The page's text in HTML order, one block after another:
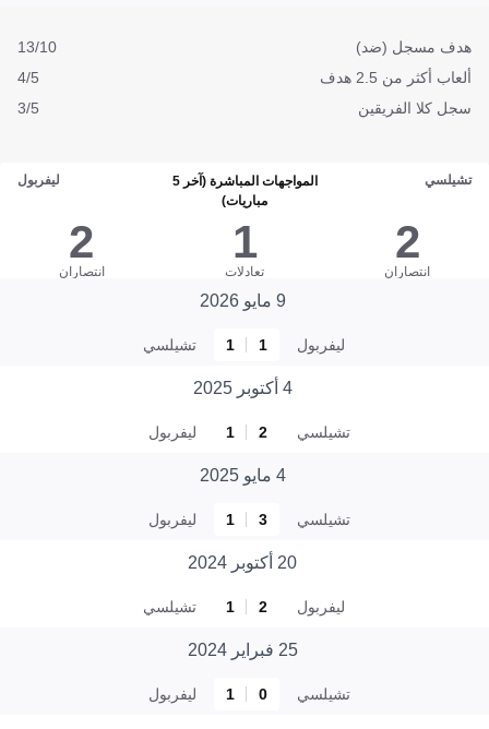
هدف مسجل (ضد)
13/10
ألعاب أكثر من 2.5 هدف
4/5
سجل كلا الفريقين
3/5
تشيلسي
المواجهات المباشرة (آخر 5
مباريات)
ليفربول
2
انتصاران
1
تعادلات
2
انتصاران
9 مايو 2026
ليفربول 1
1 تشيلسي
4 أكتوبر 2025
تشيلسي 2
1 ليفربول
4 مايو 2025
تشيلسي 3
1 ليفربول
20 أكتوبر 2024
ليفربول 2
1 تشيلسي
25 فبراير 2024
تشيلسي 0
1 ليفربول